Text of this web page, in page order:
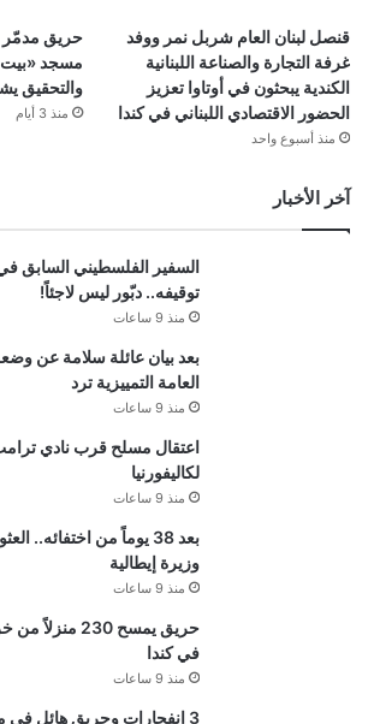
قنصل لبنان العام شربل نمر ووفد
غرفة التجارة والصناعة اللبنانية
الكندية يبحثون في أوتاوا تعزيز
الحضور الاقتصادي اللبناني في كندا
منذ أسبوع واحد
حريق
مسجد «بيت
والتحقيق
منذ 3 أيام
آخر الأخبار
السفير الفلسطيني السابق
توقيفه.. دبّور ليس لاجئاً!
منذ 9 ساعات
بعد بيان عائلة سلامة عن
العامة التمييزية ترد
منذ 9 ساعات
اعتقال مسلح قرب نادي
لكاليفورنيا
منذ 9 ساعات
بعد 38 يوماً من اختفائه..
وزيرة إيطالية
منذ 9 ساعات
حريق يمسح 230
في كندا
منذ 9 ساعات
3 انفجارات وحريق هائل في مصنع كيماويات برازيلي